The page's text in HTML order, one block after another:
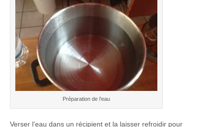
Préparation de l’eau
Verser l’eau dans un récipient et la laisser refroidir pour